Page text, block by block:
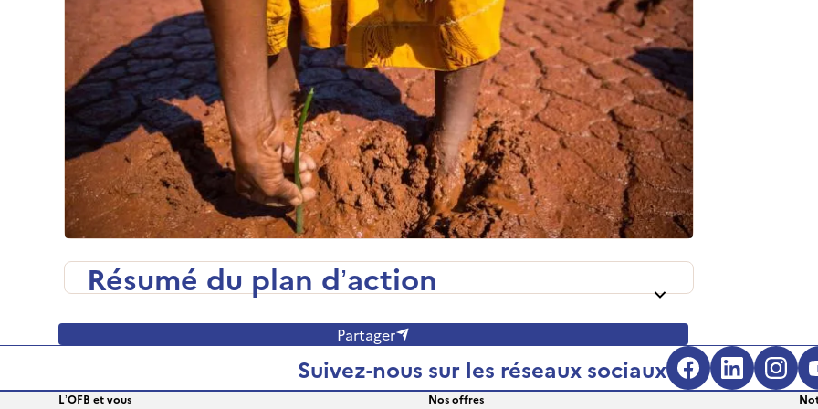
Résumé du plan d’action
Partager
Suivez-nous sur les réseaux sociaux Facebook
L’OFB et vous Nos offres